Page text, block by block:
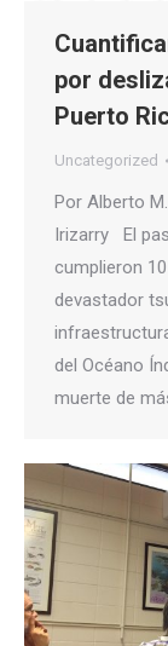
por
Puerto
Uncategorized
Por Alberto
Irizarry El
cumplieron
devastador
del Océano
muerte de